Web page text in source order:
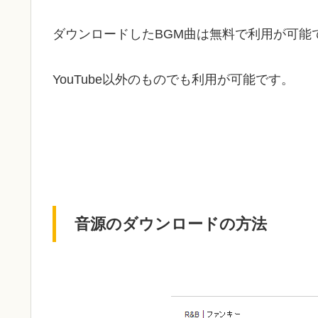
ダウンロードしたBGM曲は無料で利用が可能
YouTube以外のものでも利用が可能です。
音源のダウンロードの方法